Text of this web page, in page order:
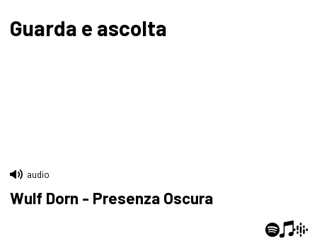
Guarda e ascolta
audio
Wulf Dorn - Presenza Oscura